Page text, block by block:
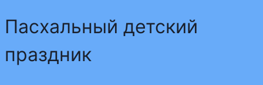
Пасхальный детский
праздник